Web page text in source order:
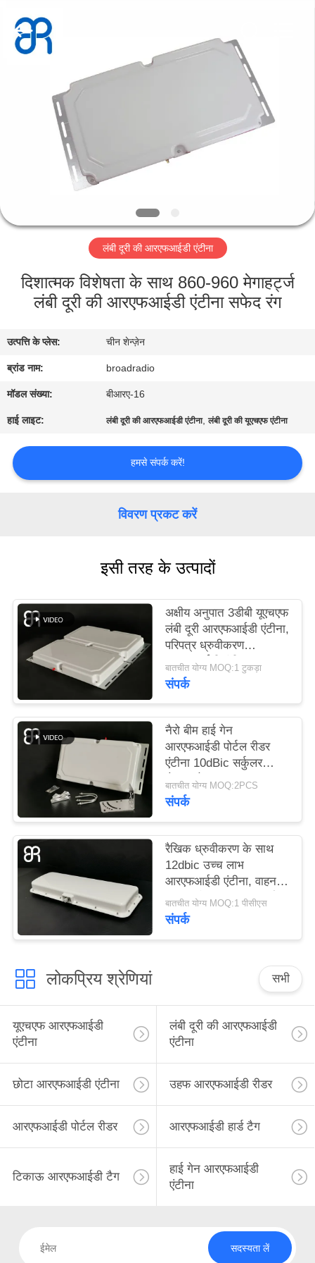
वीआर
दिखाएँ
हमारे
फैक्टरी
यात्रा
गुणवत्ता
नियंत्रण
समाचार
सभी
मामलों
एक
बोली
अनुरोध
साइटमैप
गोपनीयता
नीति
RFID
Technology
Co.,LTD..
Rights
लंबी दूरी की आरएफआईडी एंटीना
दिशात्मक विशेषता के साथ 860-960 मेगाहर्ट्ज
लंबी दूरी की आरएफआईडी एंटीना सफेद रंग
उत्पत्ति के प्लेस: चीन शेन्ज़ेन
ब्रांड नाम: broadradio
मॉडल संख्या: बीआरए-16
हाई लाइट: लंबी दूरी की आरएफआईडी एंटीना,लंबी दूरी की यूएचएफ एंटीना
हमसे संपर्क करें!
विवरण प्रकट करें
इसी तरह के उत्पादों
अक्षीय अनुपात 3डीबी यूएचएफ
लंबी दूरी आरएफआईडी एंटीना,
परिपत्र ध्रुवीकरण
आरएफआईडी एंटीना
बातचीत योग्य MOQ:1 टुकड़ा
संपर्क
नैरो बीम हाई गेन
आरएफआईडी पोर्टल रीडर
एंटीना 10dBic सर्कुलर
पोलराइजेशन
बातचीत योग्य MOQ:2PCS
संपर्क
रैखिक ध्रुवीकरण के साथ
12dbic उच्च लाभ
आरएफआईडी एंटीना, वाहन
प्रबंधन के लिए आरएफआईडी
लंबी दूरी का एंटीना 15-20
बातचीत योग्य MOQ:1 पीसीएस
संपर्क
लोकप्रिय श्रेणियां सभी
यूएचएफ आरएफआईडी
एंटीना
लंबी दूरी की आरएफआईडी
एंटीना
छोटा आरएफआईडी एंटीना उहफ आरएफआईडी रीडर
आरएफआईडी पोर्टल रीडर आरएफआईडी हार्ड टैग
टिकाऊ आरएफआईडी टैग
हाई गेन आरएफआईडी
एंटीना
सदस्यता लें